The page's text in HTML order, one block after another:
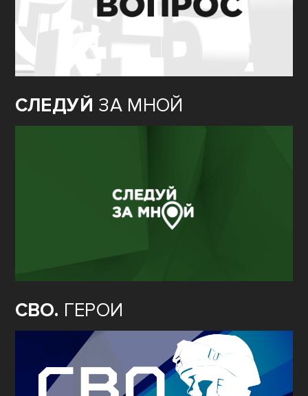
СЛЕДУЙ ЗА МНОЙ
СВО. ГЕРОИ